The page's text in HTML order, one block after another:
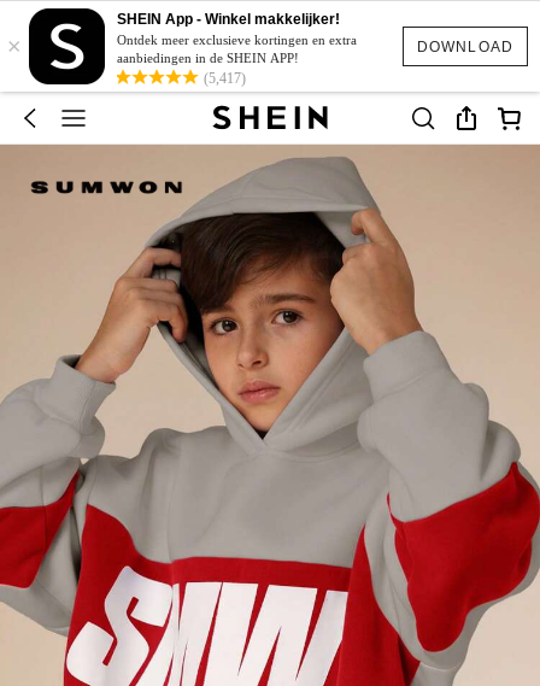
DOWNLOAD
×
SHEIN App - Winkel makkelijker!
Ontdek meer exclusieve kortingen en extra
aanbiedingen in de SHEIN APP!
(5,417)